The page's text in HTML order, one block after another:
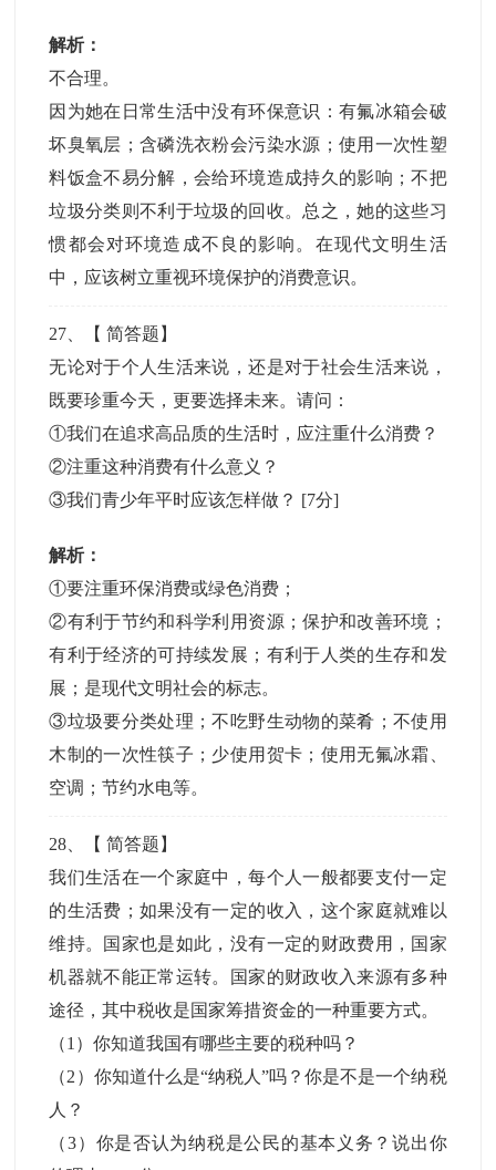
解析：
不合理。
因为她在日常生活中没有环保意识：有氟冰箱会破
坏臭氧层；含磷洗衣粉会污染水源；使用一次性塑
料饭盒不易分解，会给环境造成持久的影响；不把
垃圾分类则不利于垃圾的回收。总之，她的这些习
惯都会对环境造成不良的影响。在现代文明生活
中，应该树立重视环境保护的消费意识。
27 、【简答题 】
无论对于个人生活来说，还是对于社会生活来说，
既要珍重今天，更要选择未来。请问：
①我们在追求高品质的生活时，应注重什么消费？
②注重这种消费有什么意义？
③我们青少年平时应该怎样做？ [7分]
解析：
①要注重环保消费或绿色消费；
②有利于节约和科学利用资源；保护和改善环境；
有利于经济的可持续发展；有利于人类的生存和发
展；是现代文明社会的标志。
③垃圾要分类处理；不吃野生动物的菜肴；不使用
木制的一次性筷子；少使用贺卡；使用无氟冰霜、
空调；节约水电等。
28 、【简答题 】
我们生活在一个家庭中，每个人一般都要支付一定
的生活费；如果没有一定的收入，这个家庭就难以
维持。国家也是如此，没有一定的财政费用，国家
机器就不能正常运转。国家的财政收入来源有多种
途径，其中税收是国家筹措资金的一种重要方式。
（1）你知道我国有哪些主要的税种吗？
（2）你知道什么是“纳税人”吗？你是不是一个纳税
人？
（3）你是否认为纳税是公民的基本义务？说出你